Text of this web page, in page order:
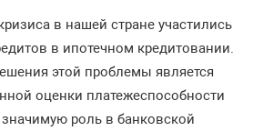
в нашей стране участились
в ипотечном кредитовании.
этой проблемы является
оценки платежеспособности
роль в банковской